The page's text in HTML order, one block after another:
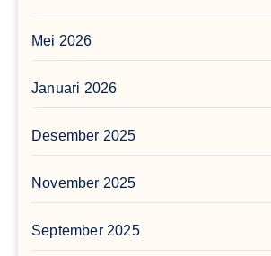
Mei 2026
Januari 2026
Desember 2025
November 2025
September 2025